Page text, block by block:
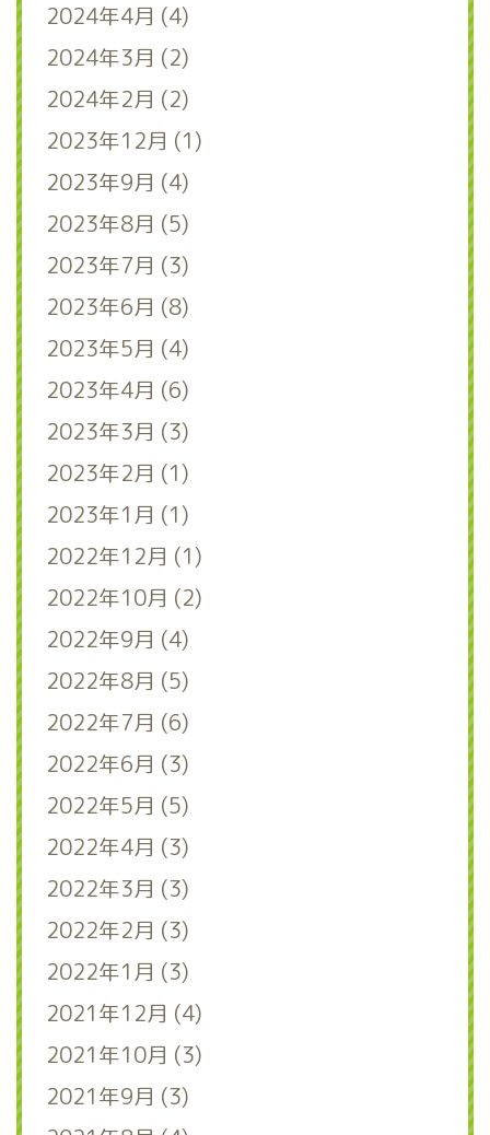
2024年4月 (4)
2024年3月 (2)
2024年2月 (2)
2023年12月 (1)
2023年9月 (4)
2023年8月 (5)
2023年7月 (3)
2023年6月 (8)
2023年5月 (4)
2023年4月 (6)
2023年3月 (3)
2023年2月 (1)
2023年1月 (1)
2022年12月 (1)
2022年10月 (2)
2022年9月 (4)
2022年8月 (5)
2022年7月 (6)
2022年6月 (3)
2022年5月 (5)
2022年4月 (3)
2022年3月 (3)
2022年2月 (3)
2022年1月 (3)
2021年12月 (4)
2021年10月 (3)
2021年9月 (3)